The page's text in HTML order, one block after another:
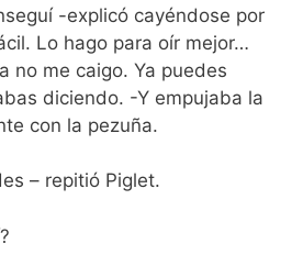
-explicó cayéndose por
Lo hago para oír mejor…
no me caigo. Ya puedes
diciendo. -Y empujaba la
con la pezuña.
– repitió Piglet.